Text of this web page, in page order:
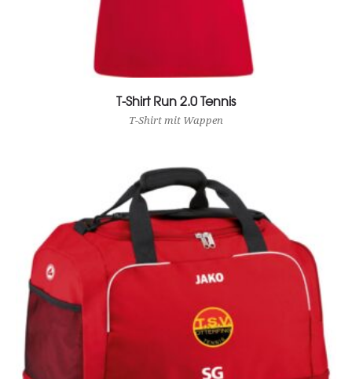
View Product
T-Shirt Run 2.0 Tennis
T-Shirt mit Wappen